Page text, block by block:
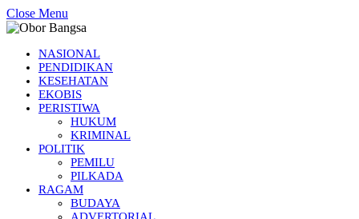
Close Menu
NASIONAL
PENDIDIKAN
KESEHATAN
EKOBIS
PERISTIWA
HUKUM
KRIMINAL
POLITIK
PEMILU
PILKADA
RAGAM
BUDAYA